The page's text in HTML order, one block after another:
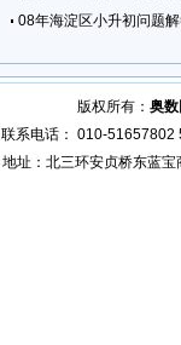
08年海淀区小升初问题
版权所有： 奥数
联系电话： 010-
地址：北三环安贞桥东蓝